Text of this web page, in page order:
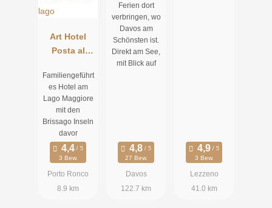
Art Hotel
Posta al
Familiengeführt
es Hotel am
Lago Maggiore
mit den
Brissago Inseln
davor
3 Bew.
Porto Ronco
8.9 km
Ferien dort
verbringen, wo
Davos am
Schönsten ist.
Direkt am See,
mit Blick auf
27 Bew.
Davos
122.7 km
3 Bew.
Lezzeno
41.0 km